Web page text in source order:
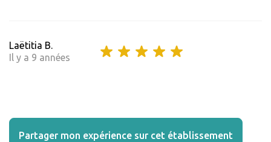
Laëtitia B.
Il y a 9 années
Partager mon expérience sur cet établissement